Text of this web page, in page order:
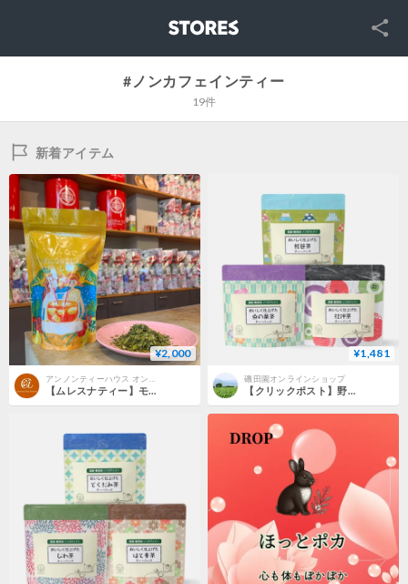
SNS
#ノンカフェインティー
19件
新着アイテム
¥2,000
【ムレスナティー】モリンガリーフ50g(サワーサップマンゴー)
¥1,481
磯田園オンラインショップ
【クリックポスト】野草茶3種セットC ～桑の葉茶、杜仲茶、熊笹茶